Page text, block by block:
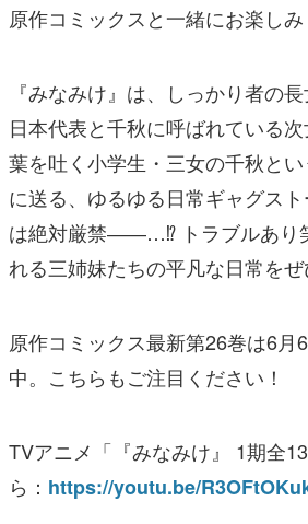
原作コミックスと一緒にお楽しみ
『みなみけ』は、しっかり者の
日本代表と千秋に呼ばれている
葉を吐く小学生・三女の千秋と
に送る、ゆるゆる日常ギャグス
は絶対厳禁――…⁉ トラブルあり
れる三姉妹たちの平凡な日常を
原作コミックス最新第26巻は6月
中。こちらもご注目ください！
TVアニメ「『みなみけ』 1期全
ら： https://youtu.be/